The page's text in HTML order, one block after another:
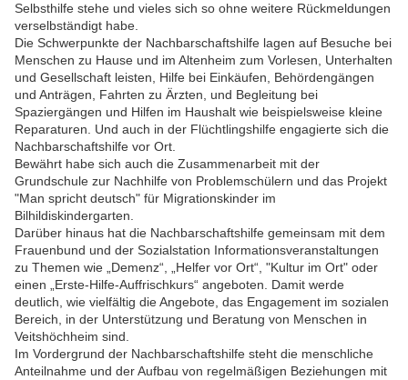
Selbsthilfe stehe und vieles sich so ohne weitere Rückmeldungen
verselbständigt habe.
Die Schwerpunkte der Nachbarschaftshilfe lagen auf Besuche bei
Menschen zu Hause und im Altenheim zum Vorlesen, Unterhalten
und Gesellschaft leisten, Hilfe bei Einkäufen, Behördengängen
und Anträgen, Fahrten zu Ärzten, und Begleitung bei
Spaziergängen und Hilfen im Haushalt wie beispielsweise kleine
Reparaturen. Und auch in der Flüchtlingshilfe engagierte sich die
Nachbarschaftshilfe vor Ort.
Bewährt habe sich auch die Zusammenarbeit mit der
Grundschule zur Nachhilfe von Problemschülern und das Projekt
"Man spricht deutsch" für Migrationskinder im
Bilhildiskindergarten.
Darüber hinaus hat die Nachbarschaftshilfe gemeinsam mit dem
Frauenbund und der Sozialstation Informationsveranstaltungen
zu Themen wie „Demenz“, „Helfer vor Ort“, "Kultur im Ort" oder
einen „Erste-Hilfe-Auffrischkurs“ angeboten. Damit werde
deutlich, wie vielfältig die Angebote, das Engagement im sozialen
Bereich, in der Unterstützung und Beratung von Menschen in
Veitshöchheim sind.
Im Vordergrund der Nachbarschaftshilfe steht die menschliche
Anteilnahme und der Aufbau von regelmäßigen Beziehungen mit